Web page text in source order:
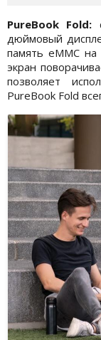
PureBook Fold:
дюймовый
память eMMC
экран
позволяет
PureBook Fold